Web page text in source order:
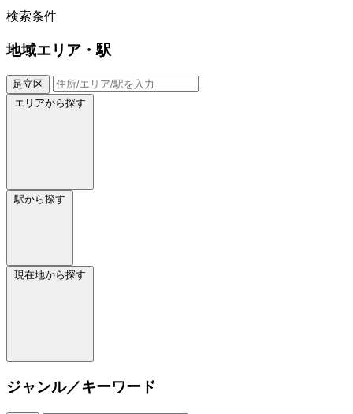
検索条件
地域エリア・駅
足立区
エリアから探す
駅から探す
現在地から探す
ジャンル／キーワード